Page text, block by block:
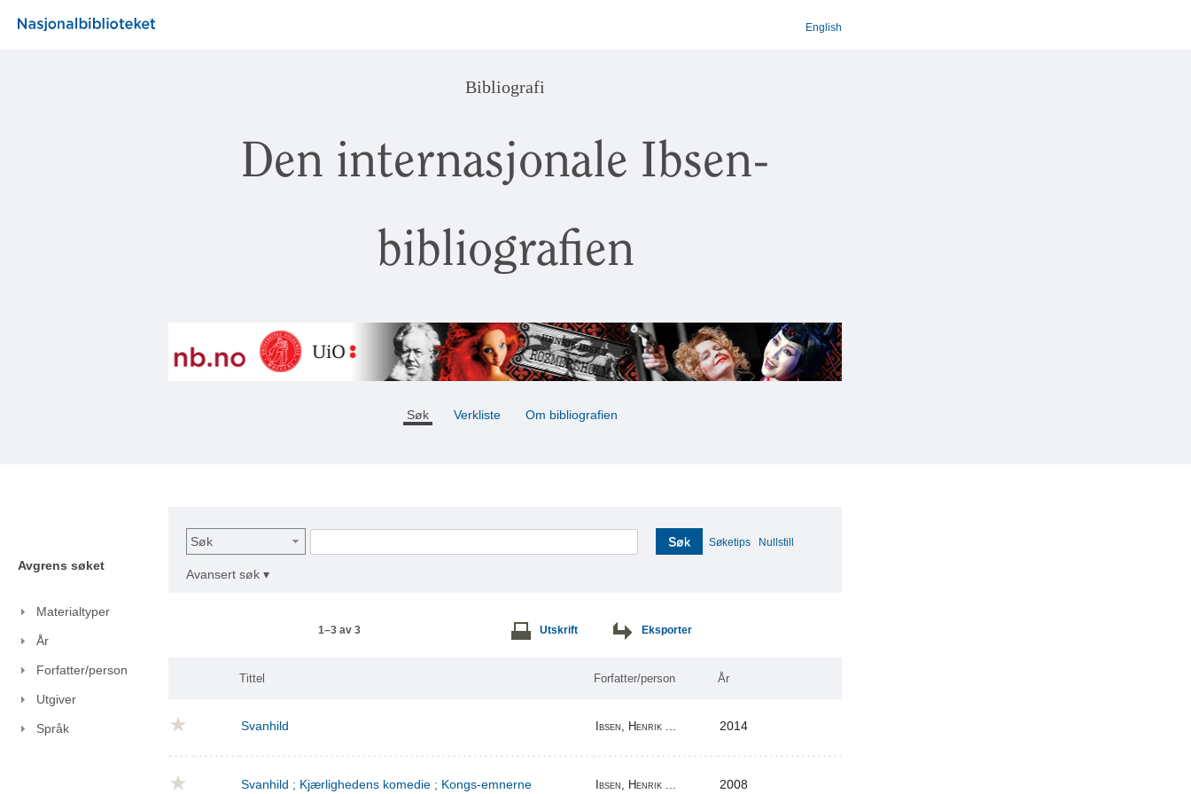
English
Bibliografi
Den internasjonale Ibsen-
bibliografien
Søk Verkliste Om bibliografien
Avgrens søket
Materialtyper
År
Forfatter/person
Utgiver
Språk
Søk Søk Søketips Nullstill
Avansert søk ▾
1–3 av 3 Utskrift Eksporter
Tittel Forfatter/person År
Svanhild Ibsen, Henrik ... 2014
Svanhild ; Kjærlighedens komedie ; Kongs-emnerne Ibsen, Henrik ... 2008